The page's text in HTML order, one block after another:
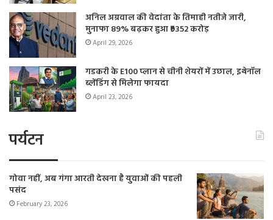
अनिल अग्रवाल की वेदांता के तिमाही नतीजे जारी,
मुनाफा 89% बढ़कर हुआ ₹9352 करोड़
April 29, 2026
गडकरी के E100 प्लान से चीनी शेयरों में उछाल, इथेनॉल
ब्लेंडिंग से मिलेगा फायदा
April 23, 2026
पर्यटन
गोवा नहीं, अब गंगा आरती देखना है युवाओं की पहली
पसंद
February 23, 2026